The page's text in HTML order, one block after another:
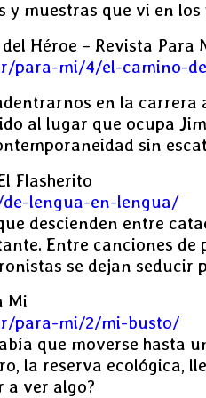
y muestras que vi en
Héroe – Revista Para
para-mi/4/el-camino-
en la
al lugar que ocupa
sin
Flasherito
lengua-en-lengua/
descienden entre
Entre canciones
se dejan
Mi
para-mi/2/mi-busto/
que moverse hasta
la reserva ecológica,
a ver algo?